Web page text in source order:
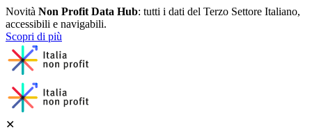
Novità Non Profit Data Hub: tutti i dati del Terzo Settore Italiano,
accessibili e navigabili.
Scopri di più
✕